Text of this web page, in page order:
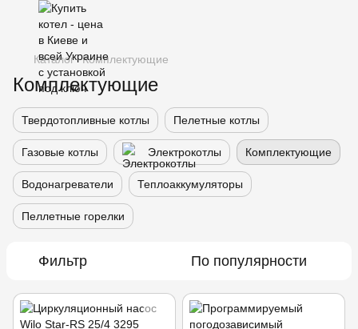
Каталог Комплектующие
Комплектующие
Твердотопливные котлы Пелетные котлы
Газовые котлы Электрокотлы Комплектующие
Водонагреватели Теплоаккумуляторы
Пеллетные горелки
Фильтр По популярности